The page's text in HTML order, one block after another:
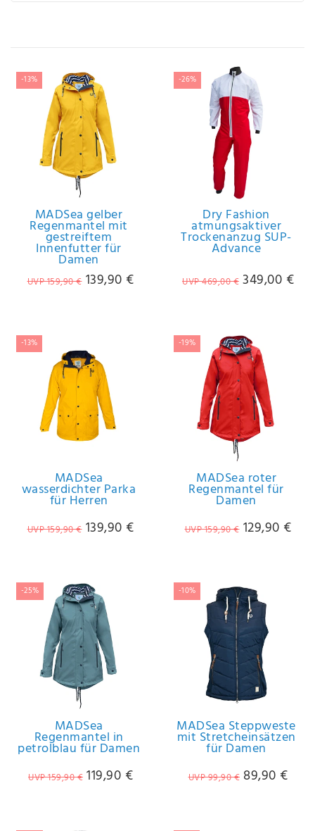
Hiermit
bestätige
ich die
Daten­
schutz­
erklärung
gelesen
habe.*
rag
e
-13%
MADSea gelber
Regenmantel mit
gestreiftem
Innenfutter für
Damen
UVP 159,90 € 139,90 €
-26%
Dry Fashion
atmungsaktiver
Trockenanzug SUP-
Advance
UVP 469,00 € 349,00 €
-13%
MADSea
wasserdichter Parka
für Herren
UVP 159,90 € 139,90 €
-19%
MADSea roter
Regenmantel für
Damen
UVP 159,90 € 129,90 €
-25%
MADSea
Regenmantel in
petrolblau für Damen
UVP 159,90 € 119,90 €
-10%
MADSea Steppweste
mit Stretcheinsätzen
für Damen
UVP 99,90 € 89,90 €